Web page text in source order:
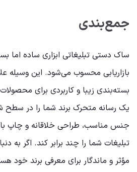
جمع‌بندی
ساک دستی تبلیغاتی ابزاری ساده اما
بازاریابی محسوب می‌شود. این وسیله
بسته‌بندی زیبا و کاربردی برای
یک رسانه متحرک برند شما را در سطح
جنس مناسب، طراحی خلاقانه و چاپ
تبلیغات شما را چند برابر کند. اگر به
مؤثر و ماندگار برای معرفی برند خود